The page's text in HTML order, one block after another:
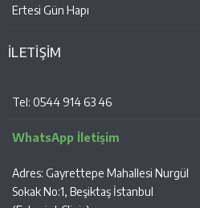
Ertesi Gün Hapı
İLETİŞİM
Tel: 0544 914 63 46
WhatsApp İletişim
Adres: Gayrettepe Mahallesi Nurgül
Sokak No:1, Beşiktaş İstanbul